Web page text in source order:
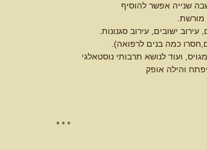
שנייה אפשר להוסיף
מורשת.
עירוב ישובים, עירוב סגנונות.
כמה בנים לרפואה).
ועוד לנושא תרבותי נוסטאלגי
והילה אופק
* * *